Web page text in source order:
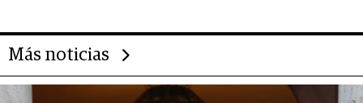
Más noticias